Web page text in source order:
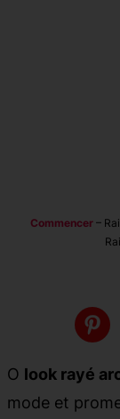
Commencer–
O look rayé
mode et